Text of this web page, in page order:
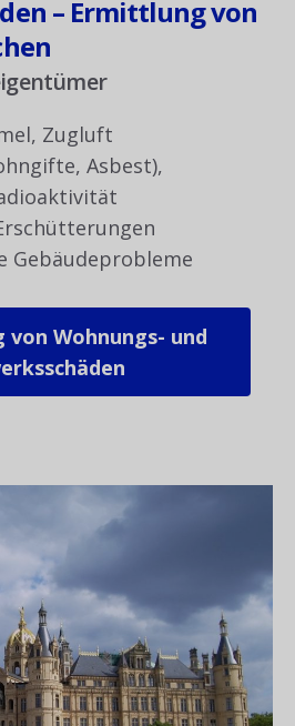
– Ermittlung von
Zugluft
Asbest),
Gebäudeprobleme
von Wohnungs- und